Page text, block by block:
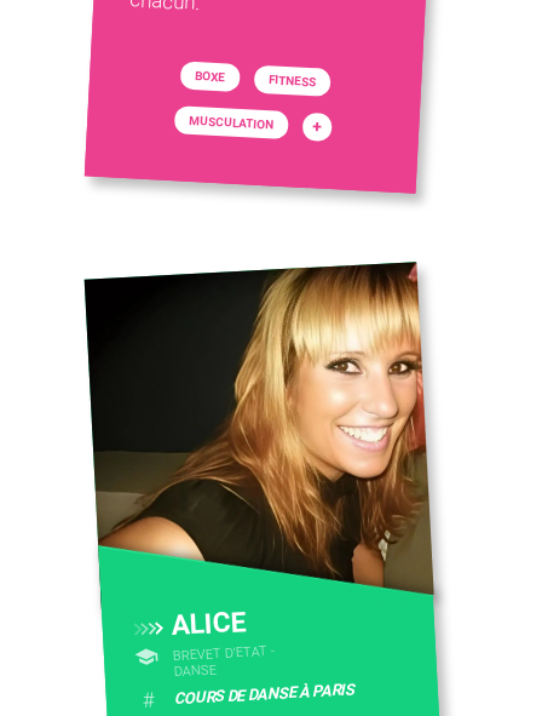
BOXE FITNESS
MUSCULATION +
ALICE
BREVET D'ETAT -
DANSE
# COURS DE DANSE À PARIS